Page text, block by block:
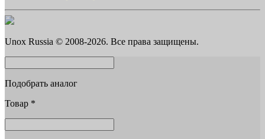
Unox Russia © 2008-2026. Все права защищены.
Подобрать аналог
Товар *